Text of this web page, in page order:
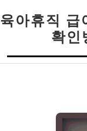
육아휴직 급
확인